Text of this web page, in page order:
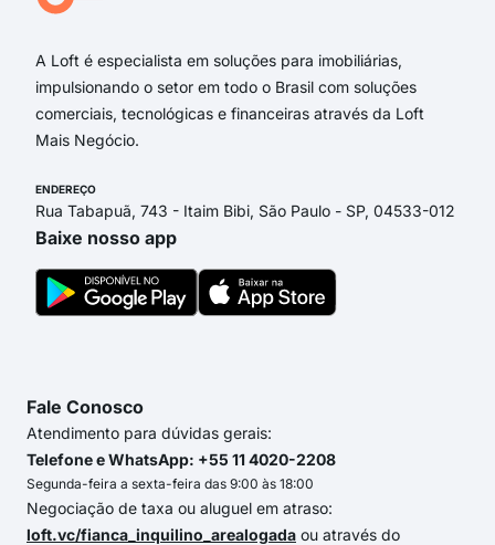
A Loft é especialista em soluções para imobiliárias,
impulsionando o setor em todo o Brasil com soluções
comerciais, tecnológicas e financeiras através da Loft
Mais Negócio.
ENDEREÇO
Rua Tabapuã, 743 - Itaim Bibi, São Paulo - SP, 04533-012
Baixe nosso app
Fale Conosco
Atendimento para dúvidas gerais:
Telefone e WhatsApp: +55 11 4020-2208
Segunda-feira a sexta-feira das 9:00 às 18:00
Negociação de taxa ou aluguel em atraso:
loft.vc/fianca_inquilino_arealogada ou através do